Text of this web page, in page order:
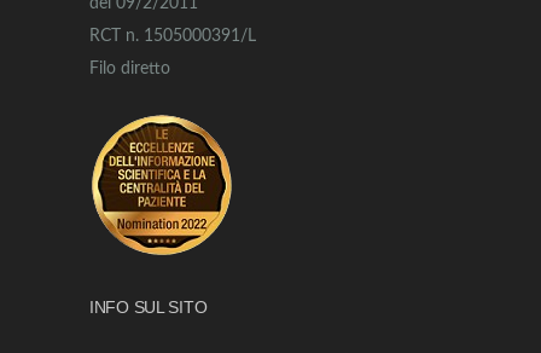
del 09/2/2011
RCT n. 1505000391/L
Filo diretto
INFO SUL SITO